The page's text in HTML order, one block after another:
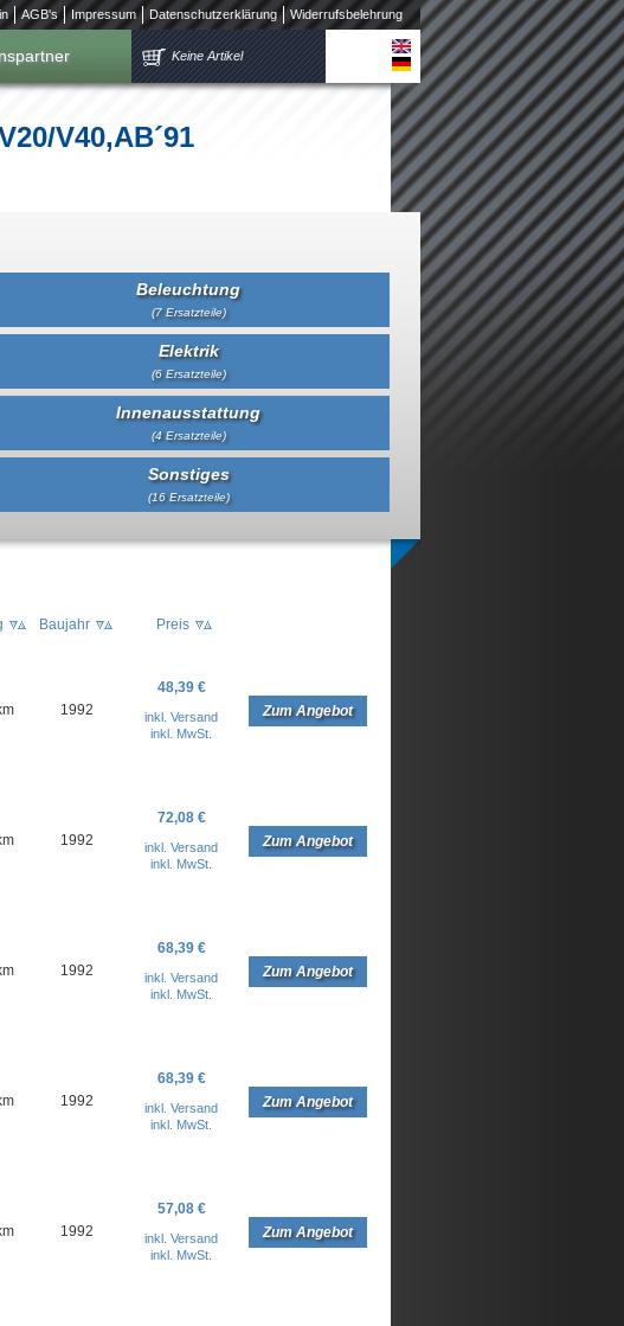
AGB's Impressum Datenschutzerklärung Widerrufsbelehrung
Keine Artikel
V40,AB´91
Beleuchtung
(7 Ersatzteile)
Elektrik
(6 Ersatzteile)
Innenausstattung
(4 Ersatzteile)
Sonstiges
(16 Ersatzteile)
Baujahr Preis
1992
48,39 €
inkl. Versand
inkl. MwSt.
Zum Angebot
1992
72,08 €
inkl. Versand
inkl. MwSt.
Zum Angebot
1992
68,39 €
inkl. Versand
inkl. MwSt.
Zum Angebot
1992
68,39 €
inkl. Versand
inkl. MwSt.
Zum Angebot
1992
57,08 €
inkl. Versand
inkl. MwSt.
Zum Angebot